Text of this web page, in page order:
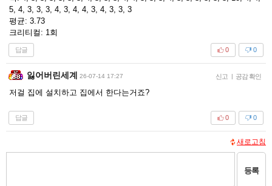
5, 4, 3, 3, 3, 4, 3, 4, 4, 3, 4, 3, 3, 3
평균: 3.73
크리티컬: 1회
답글 0
0
잃어버린세계 26-07-14 17:27 신고 | 공감 확인
저걸 집에 설치하고 집에서 한다는거죠?
답글 0
0
새로고침
등록